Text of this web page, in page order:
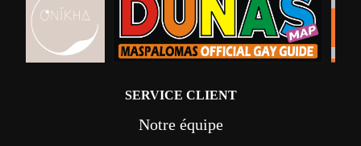
SERVICE CLIENT
Notre équipe